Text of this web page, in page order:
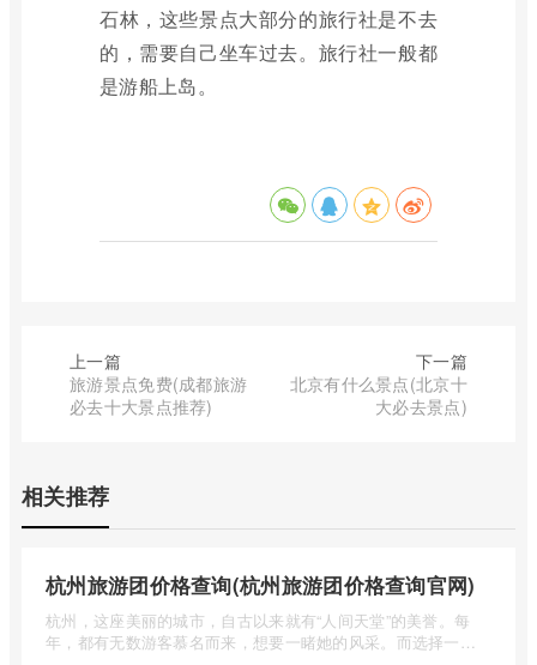
石林，这些景点大部分的旅行社是不去
的，需要自己坐车过去。旅行社一般都
是游船上岛。
上一篇
旅游景点免费(成都旅游
必去十大景点推荐)
下一篇
北京有什么景点(北京十
大必去景点)
相关推荐
杭州旅游团价格查询(杭州旅游团价格查询官网)
杭州，这座美丽的城市，自古以来就有“人间天堂”的美誉。每
年，都有无数游客慕名而来，想要一睹她的风采。而选择一个